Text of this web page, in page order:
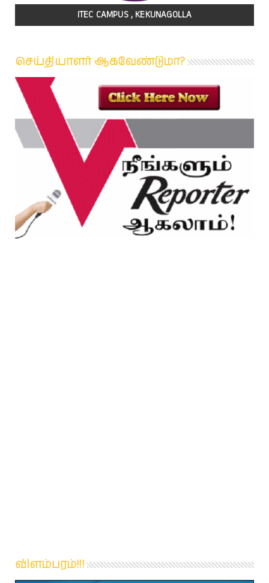
ITEC CAMPUS , KEKUNAGOLLA
செய்தியாளர் ஆகவேண்டுமா?
விளம்பரம்!!!